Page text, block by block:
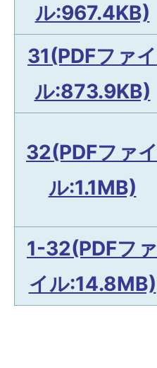
ル:967.4KB)
31(PDFファイ
ル:873.9KB)
32(PDFファイ
ル:1.1MB)
1-32(PDFファ
イル:14.8MB)